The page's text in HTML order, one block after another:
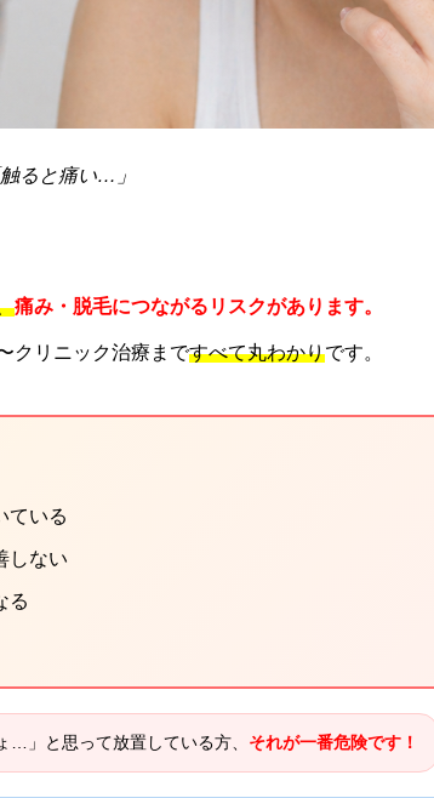
ると痛い…」
痛み・脱毛につながるリスクがあります。
クリニック治療まですべて丸わかりです。
ている
しない
る
…」と思って放置している方、 それが一番危険です！